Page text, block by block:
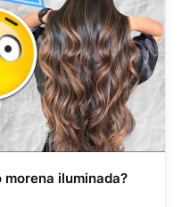
iluminada?